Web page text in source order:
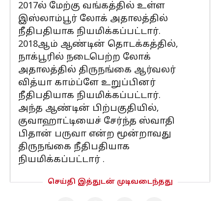
2017ல் மேற்கு வங்கத்தில் உள்ள
இஸ்லாம்பூர் லோக் அதாலத்தில்
நீதிபதியாக நியமிக்கப்பட்டார்.
2018ஆம் ஆண்டின் தொடக்கத்தில்,
நாக்பூரில் நடைபெற்ற லோக்
அதாலத்தில் திருநங்கை ஆர்வலர்
வித்யா காம்ப்ளே உறுப்பினர்
நீதிபதியாக நியமிக்கப்பட்டார்.
அந்த ஆண்டின் பிற்பகுதியில்,
குவாஹாட்டியைச் சேர்ந்த ஸ்வாதி
பிதான் பருவா என்ற மூன்றாவது
திருநங்கை நீதிபதியாக
நியமிக்கப்பட்டார் .
செய்தி இத்துடன் முடிவடைந்தது